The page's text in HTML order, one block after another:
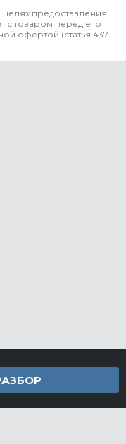
предоставления
с товаром перед его
офертой (статья 437